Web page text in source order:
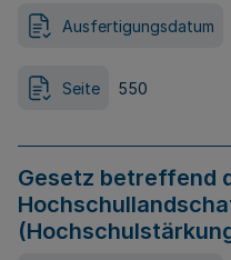
Ausfertigungsdatum
Seite 550
Gesetz betreffend